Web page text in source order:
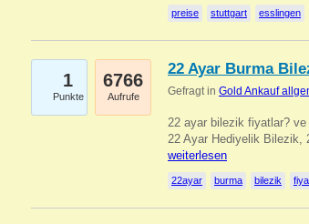
preise stuttgart esslingen
1
Punkte
6766
Aufrufe
22 Ayar Burma
Gefragt in Gold Ankauf
22 ayar bilezik fiyatlar?
22 Ayar Hediyelik Bilezik,
weiterlesen
22ayar burma bilezik